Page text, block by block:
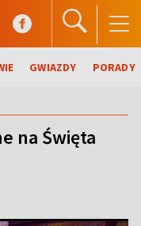
GWIAZDY PORADY
na Święta